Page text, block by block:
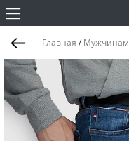
Главная / Мужчинам